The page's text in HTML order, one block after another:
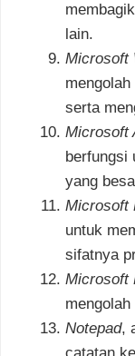
lain.
Microsoft
serta
Microsoft
berfungsi
yang
Microsoft
untuk
sifatnya
Microsoft
Notepad,